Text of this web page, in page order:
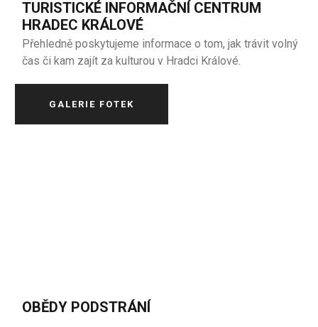
TURISTICKÉ INFORMAČNÍ CENTRUM
HRADEC KRÁLOVÉ
Přehledně poskytujeme informace o tom, jak trávit volný
čas či kam zajít za kulturou v Hradci Králové.
GALERIE FOTEK
OBĚDY PODSTRÁNÍ